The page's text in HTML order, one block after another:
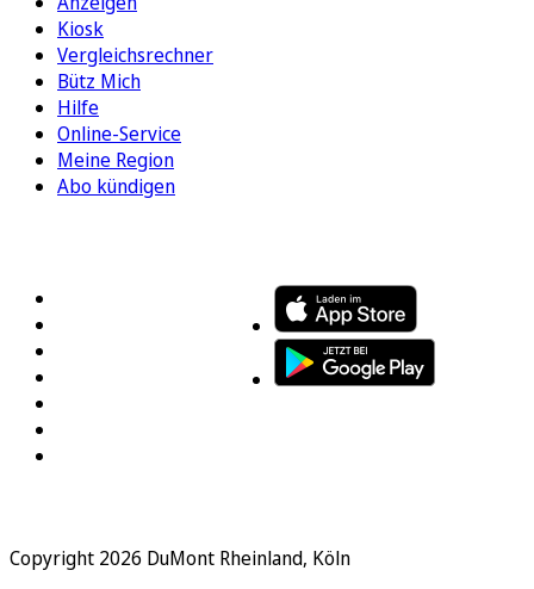
Kiosk
Vergleichsrechner
Bütz Mich
Hilfe
Online-Service
Meine Region
Abo kündigen
Copyright 2026 DuMont Rheinland, Köln